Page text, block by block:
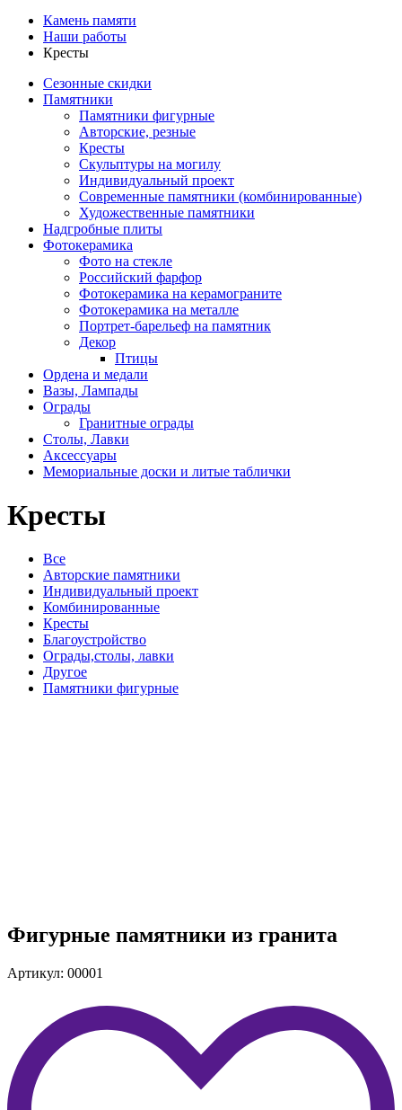
Камень памяти
Наши работы
Кресты
Сезонные скидки
Памятники
Памятники фигурные
Авторские, резные
Кресты
Скульптуры на могилу
Индивидуальный проект
Современные памятники (комбинированные)
Художественные памятники
Надгробные плиты
Фотокерамика
Фото на стекле
Российский фарфор
Фотокерамика на керамограните
Фотокерамика на металле
Портрет-барельеф на памятник
Декор
Птицы
Ордена и медали
Вазы, Лампады
Ограды
Гранитные ограды
Столы, Лавки
Аксессуары
Мемориальные доски и литые таблички
Кресты
Все
Авторские памятники
Индивидуальный проект
Комбинированные
Кресты
Благоустройство
Ограды,столы, лавки
Другое
Памятники фигурные
Фигурные памятники из гранита
Артикул: 00001